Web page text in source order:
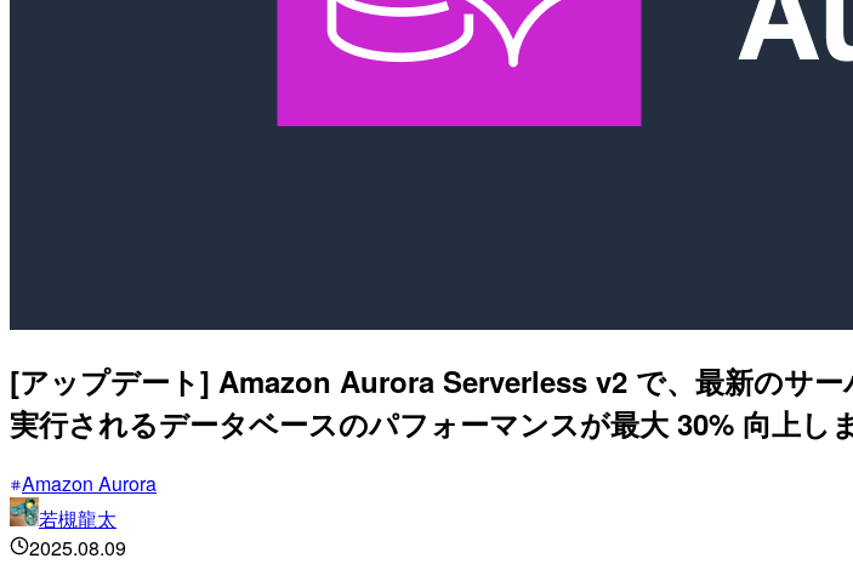
[アップデート] Amazon Aurora Serverless v2 で、最新のサ
実行されるデータベースのパフォーマンスが最大 30% 向上し
Amazon Aurora
若槻龍太
2025.08.09